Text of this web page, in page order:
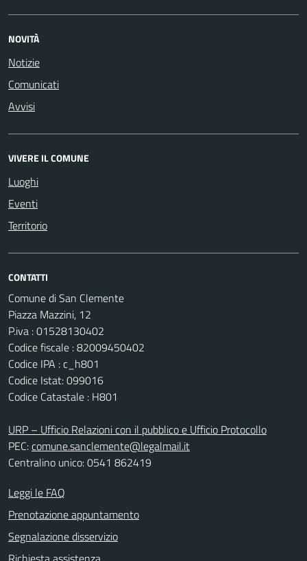
NOVITÀ
Notizie
Comunicati
Avvisi
VIVERE IL COMUNE
Luoghi
Eventi
Territorio
CONTATTI
Comune di San Clemente
Piazza Mazzini, 12
P.iva : 01528130402
Codice fiscale : 82009450402
Codice IPA : c_h801
Codice Istat: 099016
Codice Catastale : H801
URP – Ufficio Relazioni con il pubblico e Ufficio Protocollo
PEC:comune.sanclemente@legalmail.it
Centralino unico: 0541 862419
Leggi le FAQ
Prenotazione appuntamento
Segnalazione disservizio